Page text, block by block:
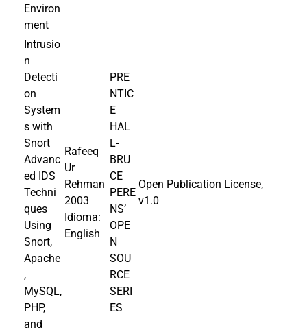
Environ
ment
Intrusio
n
Detecti
on
System
s with
Snort
Advanc
ed IDS
Techni
ques
Using
Snort,
Apache
,
MySQL,
PHP,
and
Rafeeq
Ur
Rehman
2003
Idioma:
English
PRE
NTIC
E
HAL
L-
BRU
CE
PERE
NS’
OPE
N
SOU
RCE
SERI
ES
Open Publication License,
v1.0